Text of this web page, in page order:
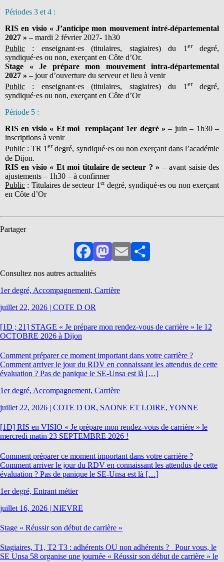
Périodes 3 et 4 :
RIS en visio « J’anticipe mon mouvement intré-départemental
2027 » – mardi 2 février 2027- 1h30
Public : enseignant·es (titulaires, stagiaires) du 1 erdegré,
syndiqué·es ou non, exerçant en Côte d’Or.
Stage « Je prépare mon mouvement intra-départemental
2027 » – jour d’ouverture du serveur et lieu à venir
Public : enseignant·es (titulaires, stagiaires) du 1 erdegré,
syndiqué·es ou non, exerçant en Côte d’Or
Période 5 :
RIS en visio « Et moi remplaçant 1er degré » – juin – 1h30 –
inscriptions à venir
Public : TR 1erdegré, syndiqué·es ou non exerçant dans l’académie
de Dijon.
RIS en visio « Et moi titulaire de secteur ? » – avant saisie des
ajustements – 1h30 – à confirmer
Public : Titulaires de secteur 1 erdegré, syndiqué·es ou non exerçant
en Côte d’Or
Partager
FacebookMastodon
EmailPartager
Consultez nos autres actualités
1er degré, Accompagnement, Carrière
juillet 22, 2026 | COTE D OR
[1D ; 21] STAGE « Je prépare mon rendez-vous de carrière » le 12
OCTOBRE 2026 à Dijon
Comment préparer ce moment important dans votre carrière ?
Comment arriver le jour du RDV en connaissant les attendus de cette
évaluation ? Pas de panique le SE-Unsa est là […]
1er degré, Accompagnement, Carrière
juillet 22, 2026 | COTE D OR, SAONE ET LOIRE, YONNE
[1D] RIS en VISIO « Je prépare mon rendez-vous de carrière » le
mercredi matin 23 SEPTEMBRE 2026 !
Comment préparer ce moment important dans votre carrière ?
Comment arriver le jour du RDV en connaissant les attendus de cette
évaluation ? Pas de panique le SE-Unsa est là […]
1er degré, Entrant métier
juillet 16, 2026 | NIEVRE
Stage « Réussir son début de carrière »
Stagiaires, T1, T2 T3 : adhérents OU non adhérents ? Pour vous, le
SE Unsa 58 organise une journée « Réussir son début de carrière » le